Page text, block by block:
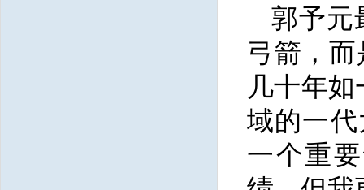
郭予元
弓箭，
几十年
域的一
一个重